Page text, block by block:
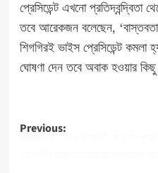
প্রেসিডেন্ট এখনো প্রতিদ্বন্দ্বিতা
তবে আরেকজন বলেছেন,
শিগগিরই ভাইস প্রেসিডেন্ট কমলা
ঘোষণা দেন তবে অবাক হওয়ার কিছু
Post
Previous:
বাইডেনের সকল শিক্ষার্থী ঋণ মওকুফের পরিকল্পনা আটকে দিল মার্কিন আপিল আদালত